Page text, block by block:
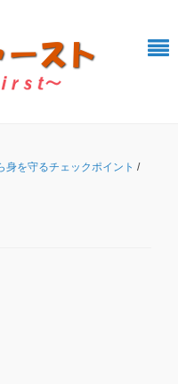
を守るチェックポイント /